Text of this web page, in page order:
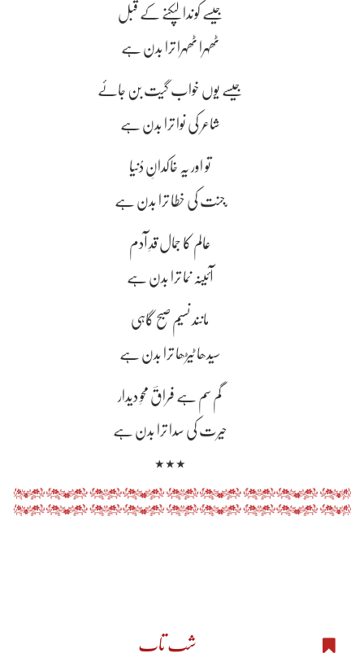
جیسے کوندا لپکنے کے قبل
ٹھہرا ٹھہرا ترا بدن ہے
جیسے یوں خواب گیت بن جائے
شاعر کی نوا ترا بدن ہے
تو اور یہ خاکدانِ دُنیا
ّجنت کی خطا ترا بدن ہے
عالم کا جمال قدِ آدم
آئینہ نما ترا بدن ہے
مانند نسیم صبح گاہی
سیدھا ٹیڑھا ترا بدن ہے
گم سم ہے فراقؔ محوِ دیدار
حیرت کی سدا ترا بدن ہے
٭٭٭
شب تاب